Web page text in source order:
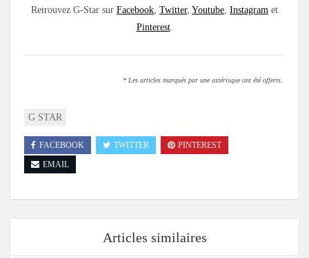
Retrouvez G-Star sur Facebook, Twitter, Youtube, Instagram et
Pinterest.
* Les articles marqués par une astérisque ont été offerts.
G STAR
FACEBOOK TWITTER
PINTEREST
EMAIL
Articles similaires